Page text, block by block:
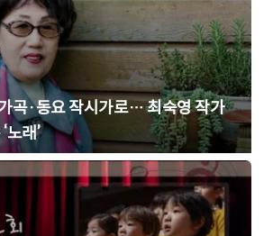
곡·동요 작시가로… 최숙영 작가
노래’